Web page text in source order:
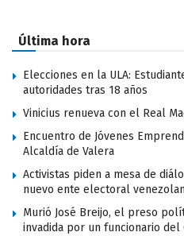
Última hora
Elecciones en la ULA:
autoridades tras 18 años
Vinicius renueva con el Real
Encuentro de Jóvenes
Alcaldía de Valera
Activistas piden a mesa de
nuevo ente electoral
Murió José Breijo, el preso
invadida por un funcionario del